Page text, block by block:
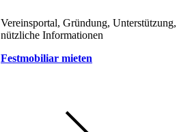
Vereinsportal, Gründung, Unterstützung,
nützliche Informationen
Festmobiliar mieten